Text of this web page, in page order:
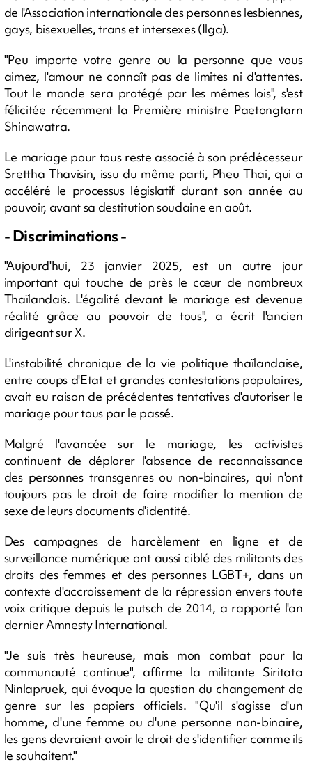
de l'Association internationale des personnes lesbiennes,
gays, bisexuelles, trans et intersexes (Ilga).
"Peu importe votre genre ou la personne que vous
aimez, l'amour ne connaît pas de limites ni d'attentes.
Tout le monde sera protégé par les mêmes lois", s'est
félicitée récemment la Première ministre Paetongtarn
Shinawatra.
Le mariage pour tous reste associé à son prédécesseur
Srettha Thavisin, issu du même parti, Pheu Thai, qui a
accéléré le processus législatif durant son année au
pouvoir, avant sa destitution soudaine en août.
- Discriminations -
"Aujourd'hui, 23 janvier 2025, est un autre jour
important qui touche de près le cœur de nombreux
Thaïlandais. L'égalité devant le mariage est devenue
réalité grâce au pouvoir de tous", a écrit l'ancien
dirigeant sur X.
L'instabilité chronique de la vie politique thaïlandaise,
entre coups d'Etat et grandes contestations populaires,
avait eu raison de précédentes tentatives d'autoriser le
mariage pour tous par le passé.
Malgré l'avancée sur le mariage, les activistes
continuent de déplorer l'absence de reconnaissance
des personnes transgenres ou non-binaires, qui n'ont
toujours pas le droit de faire modifier la mention de
sexe de leurs documents d'identité.
Des campagnes de harcèlement en ligne et de
surveillance numérique ont aussi ciblé des militants des
droits des femmes et des personnes LGBT+, dans un
contexte d'accroissement de la répression envers toute
voix critique depuis le putsch de 2014, a rapporté l'an
dernier Amnesty International.
"Je suis très heureuse, mais mon combat pour la
communauté continue", affirme la militante Siritata
Ninlapruek, qui évoque la question du changement de
genre sur les papiers officiels. "Qu'il s'agisse d'un
homme, d'une femme ou d'une personne non-binaire,
les gens devraient avoir le droit de s'identifier comme ils
le souhaitent."